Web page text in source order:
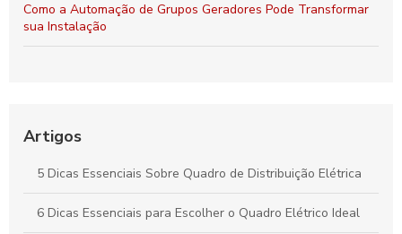
Como a Automação de Grupos Geradores Pode Transformar
sua Instalação
Painéis Elétricos
Manutenção Preventiva e Corretiva de Grupo Gerador para
Longa Durabilidade
Artigos
5 Dicas Essenciais Sobre Quadro de Distribuição Elétrica
6 Dicas Essenciais para Escolher o Quadro Elétrico Ideal